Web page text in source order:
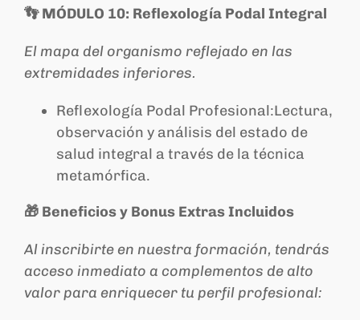
👣 MÓDULO 10: Reflexología Podal Integral
El mapa del organismo reflejado en las
extremidades inferiores.
Reflexología Podal Profesional:Lectura,
observación y análisis del estado de
salud integral a través de la técnica
metamórfica.
🎁 Beneficios y Bonus Extras Incluidos
Al inscribirte en nuestra formación, tendrás
acceso inmediato a complementos de alto
valor para enriquecer tu perfil profesional: